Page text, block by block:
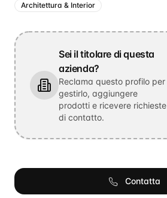
Architettura & Interior
Sei il titolare di questa
azienda?
Reclama questo profilo per
gestirlo, aggiungere
prodotti e ricevere richieste
di contatto.
Contatta